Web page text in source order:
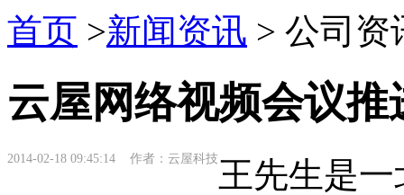
首页 >新闻资讯 > 公司资
云屋网络视频会议
2014-02-18 09:45:14 作者：云屋科技王先生是